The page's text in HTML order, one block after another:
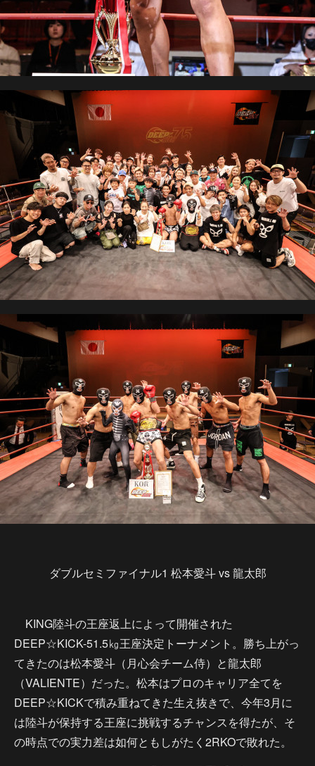
ダブルセミファイナル1 松本愛斗 vs 龍太郎
KING陸斗の王座返上によって開催された
DEEP☆KICK-51.5㎏王座決定トーナメント。勝ち上がっ
てきたのは松本愛斗（月心会チーム侍）と龍太郎
（VALIENTE）だった。松本はプロのキャリア全てを
DEEP☆KICKで積み重ねてきた生え抜きで、今年3月に
は陸斗が保持する王座に挑戦するチャンスを得たが、そ
の時点での実力差は如何ともしがたく2RKOで敗れた。